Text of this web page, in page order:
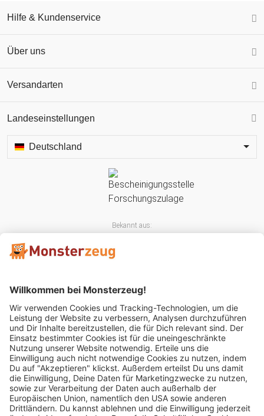
Hilfe & Kundenservice
Über uns
Versandarten
Landeseinstellungen
Deutschland
Bekannt aus:
Mitglied im: